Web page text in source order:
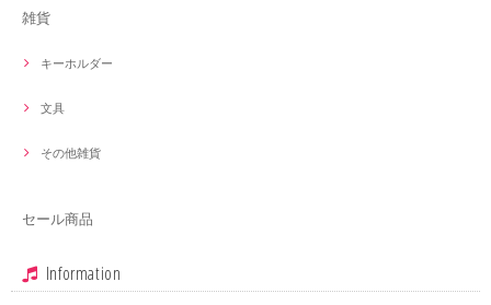
雑貨
キーホルダー
文具
その他雑貨
セール商品
Information